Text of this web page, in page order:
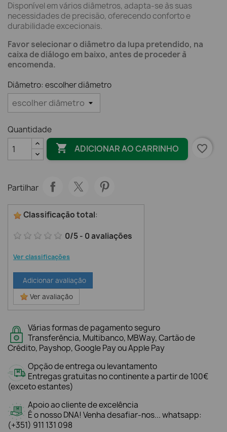
Disponível em vários diâmetros, adapta-se às suas
necessidades de precisão, oferecendo conforto e
durabilidade excecionais.
Favor selecionar o diâmetro da lupa pretendido, na
caixa de diálogo em baixo, antes de proceder à
encomenda.
Diâmetro: escolher diâmetro
Quantidade
 ADICIONAR AO CARRINHO favorite_border
Partilhar
Classificação total:
0/5- 0avaliações
Ver classificações
Adicionar avaliação
Ver avaliação
Várias formas de pagamento seguro
Transferência, Multibanco, MBWay, Cartão de
Crédito, Payshop, Google Pay ou Apple Pay
Opção de entrega ou levantamento
Entregas gratuitas no continente a partir de 100€
(exceto estantes)
Apoio ao cliente de excelência
É o nosso DNA! Venha desafiar-nos... whatsapp:
(+351) 911 131 098